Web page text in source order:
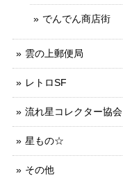
でんでん商店街
雲の上郵便局
レトロSF
流れ星コレクター協会
星もの☆
その他